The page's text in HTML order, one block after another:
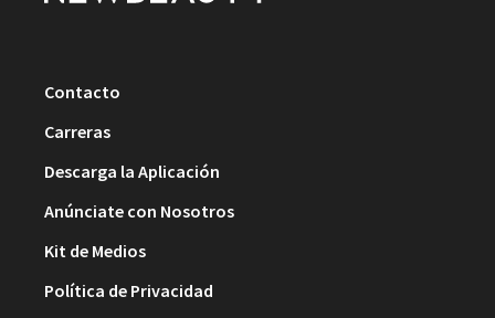
Contacto
Carreras
Descarga la Aplicación
Anúnciate con Nosotros
Kit de Medios
Política de Privacidad